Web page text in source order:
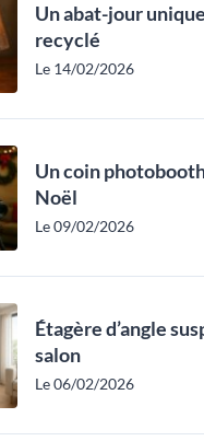
Un abat-jour
recyclé
Le 14/02/2026
Un coin
Noël
Le 09/02/2026
Étagère d’angle
salon
Le 06/02/2026